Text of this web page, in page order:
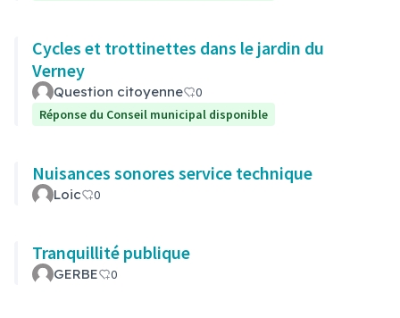
Cycles et trottinettes dans le jardin du
Verney
Question citoyenne
0
Réponse du Conseil municipal disponible
Nuisances sonores service technique
Loic 0
Tranquillité publique
GERBE 0